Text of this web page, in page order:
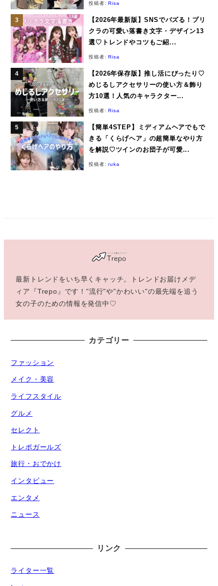
投稿者:Risa
【2026年最新版】SNSでバズる！プリ
クラの可愛い落書き文字・デザイン13
選♡トレンドやコツもご紹...
投稿者:Risa
【2026年保存版】推し活にぴったり♡
めじるしアクセサリーの使い方＆飾り
方10選！人気のキャラクター...
投稿者:Risa
【簡単4STEP】ミディアムヘアでもで
きる「くらげヘア」の超簡単なやり方
を解説♡ツインのお団子が可愛...
投稿者:ruka
最新トレンドをいち早くキャッチ。トレンドお届けメデ
ィア『Trepo』です！"流行"や"かわいい"の最先端を追う
女の子のための情報を発信中♡
カテゴリー
ファッション
メイク・美容
ライフスタイル
グルメ
セレクト
トレポガールズ
旅行・おでかけ
インタビュー
エンタメ
ニュース
リンク
ライター一覧